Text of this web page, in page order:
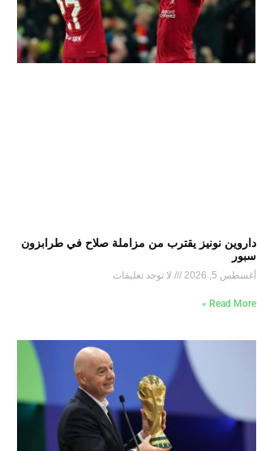
داروين نونيز يقترب من مزاملة صلاح في طرابزون
سبور
أغسطس 5, 2026 لا توجد تعليقات
Read More »